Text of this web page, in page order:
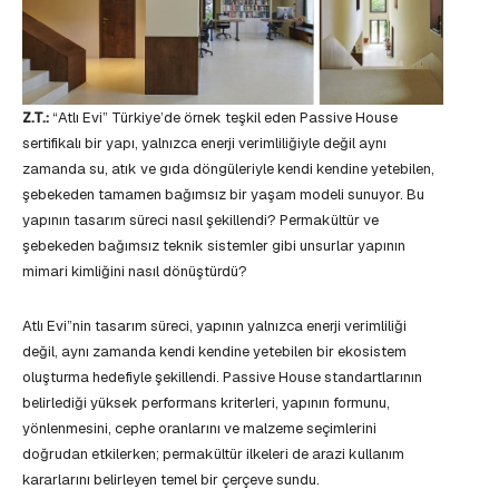
Z.T.:“Atlı Evi” Türkiye’de örnek teşkil eden Passive House
sertifikalı bir yapı, yalnızca enerji verimliliğiyle değil aynı
zamanda su, atık ve gıda döngüleriyle kendi kendine yetebilen,
şebekeden tamamen bağımsız bir yaşam modeli sunuyor. Bu
yapının tasarım süreci nasıl şekillendi? Permakültür ve
şebekeden bağımsız teknik sistemler gibi unsurlar yapının
mimari kimliğini nasıl dönüştürdü?
Atlı Evi”nin tasarım süreci, yapının yalnızca enerji verimliliği
değil, aynı zamanda kendi kendine yetebilen bir ekosistem
oluşturma hedefiyle şekillendi. Passive House standartlarının
belirlediği yüksek performans kriterleri, yapının formunu,
yönlenmesini, cephe oranlarını ve malzeme seçimlerini
doğrudan etkilerken; permakültür ilkeleri de arazi kullanım
kararlarını belirleyen temel bir çerçeve sundu.